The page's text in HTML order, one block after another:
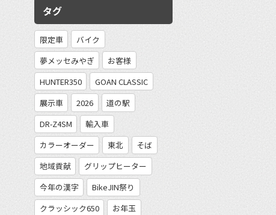
タグ
限定車
バイク
夢メッセみやぎ
お客様
HUNTER350
GOAN CLASSIC
展示車
2026
道の駅
DR-Z4SM
輸入車
カラーオーダー
東北
そば
地域貢献
グリップヒーター
今年の漢字
BikeJIN祭り
クラッシック650
お年玉